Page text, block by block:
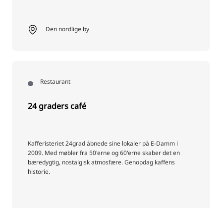
Den nordlige by
Restaurant
24 graders café
Kafferisteriet 24grad åbnede sine lokaler på E-Damm i
2009. Med møbler fra 50'erne og 60'erne skaber det en
bæredygtig, nostalgisk atmosfære. Genopdag kaffens
historie.